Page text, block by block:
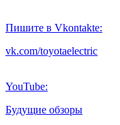
Пишите в Vkontakte:
vk.com/toyotaelectric
YouTube:
Будущие обзоры